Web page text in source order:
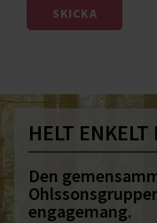
HELT
Den
engagemang.